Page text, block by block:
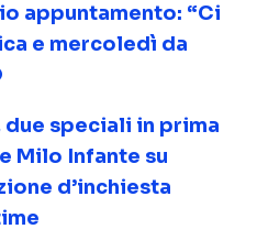
appuntamento: “Ci
e mercoledì da
due speciali in prima
Milo Infante su
d’inchiesta